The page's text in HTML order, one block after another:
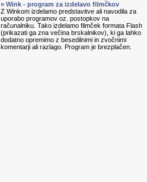
» Wink - program za izdelavo filmčkov
Z Winkom izdelamo predstavitve ali navodila za
uporabo programov oz. postopkov na
računalniku. Tako izdelamo filmček formata Flash
(prikazati ga zna večina brskalnikov), ki ga lahko
dodatno opremimo z besedilnimi in zvočnimi
komentarji ali razlago. Program je brezplačen.